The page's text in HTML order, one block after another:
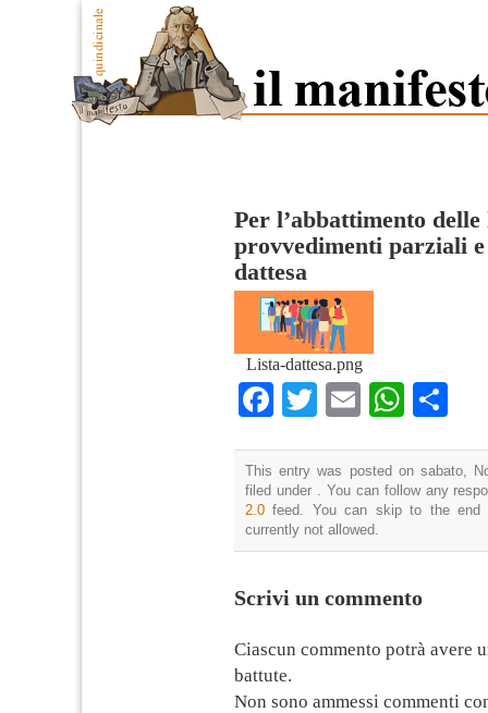
Per l’abbattimento delle
provvedimenti parziali
dattesa
Lista-dattesa.png
Facebook
TwitterEmail
This entry was posted on sabato,
filed under . You can follow any
2.0 feed. You can skip to the end
currently not allowed.
Scrivi un commento
Ciascun commento potrà avere
battute.
Non sono ammessi commenti